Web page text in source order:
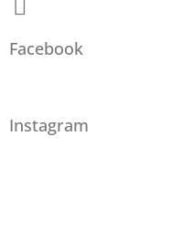
Facebook
Instagram